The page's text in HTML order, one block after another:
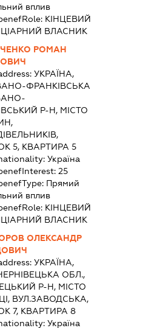
вплив
КІНЦЕВИЙ
ВЛАСНИК
РОМАН
УКРАЇНА,
ФРАНКІВСЬКА
Р-Н, МІСТО
5, КВАРТИРА 5
Україна
25
Прямий
вплив
КІНЦЕВИЙ
ВЛАСНИК
ОЛЕКСАНДР
УКРАЇНА,
ОБЛ.,
Р-Н, МІСТО
ВУЛ.ЗАВОДСЬКА,
7, КВАРТИРА 8
Україна